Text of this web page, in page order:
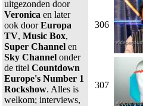
uitgezonden door
Veronica en later
ook doorEuropa
TV, Music Box,
Super Channel en
Sky Channel onder
de titel Countdown
Europe's Number 1
Rockshow. Alles is
welkom; interviews,
306
307